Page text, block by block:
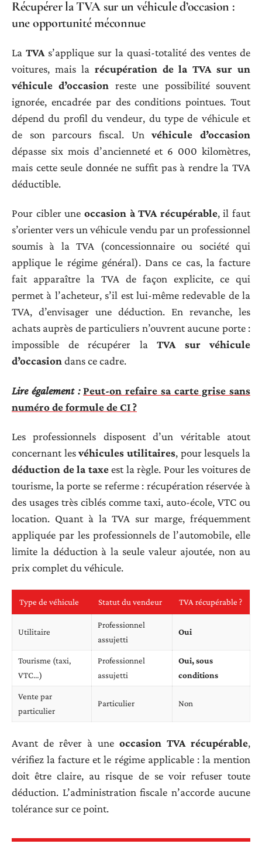
Récupérer la TVA sur un véhicule d’occasion :
une opportunité méconnue
La TVA s’applique sur la quasi-totalité des ventes de
voitures, mais la récupération de la TVA sur un
véhicule d’occasion reste une possibilité souvent
ignorée, encadrée par des conditions pointues. Tout
dépend du profil du vendeur, du type de véhicule et
de son parcours fiscal. Unvéhicule d’occasion
dépasse six mois d’ancienneté et 6 000 kilomètres,
mais cette seule donnée ne suffit pas à rendre la TVA
déductible.
Pour cibler une occasion à TVA récupérable, il faut
s’orienter vers un véhicule vendu par un professionnel
soumis à la TVA (concessionnaire ou société qui
applique le régime général). Dans ce cas, la facture
fait apparaître la TVA de façon explicite, ce qui
permet à l’acheteur, s’il est lui-même redevable de la
TVA, d’envisager une déduction. En revanche, les
achats auprès de particuliers n’ouvrent aucune porte :
impossible de récupérer la TVA sur véhicule
d’occasiondans ce cadre.
Lire également : Peut-on refaire sa carte grise sans
numéro de formule de CI ?
Les professionnels disposent d’un véritable atout
concernant lesvéhicules utilitaires, pour lesquels la
déduction de la taxeest la règle. Pour les voitures de
tourisme, la porte se referme : récupération réservée à
des usages très ciblés comme taxi, auto-école, VTC ou
location. Quant à la TVA sur marge, fréquemment
appliquée par les professionnels de l’automobile, elle
limite la déduction à la seule valeur ajoutée, non au
prix complet du véhicule.
Type de véhicule Statut du vendeur TVA récupérable ?
Utilitaire
Professionnel
assujetti
Oui
Tourisme (taxi,
VTC…)
Professionnel
assujetti
Oui, sous
conditions
Vente par
particulier
Particulier Non
Avant de rêver à une occasion TVA récupérable,
vérifiez la facture et le régime applicable : la mention
doit être claire, au risque de se voir refuser toute
déduction. L’administration fiscale n’accorde aucune
tolérance sur ce point.